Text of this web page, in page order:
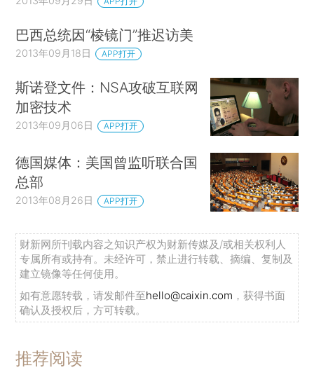
巴西总统因“棱镜门”推迟访美
2013年09月18日 APP打开
斯诺登文件：NSA攻破互联网
加密技术
2013年09月06日 APP打开
德国媒体：美国曾监听联合国
总部
2013年08月26日 APP打开
财新网所刊载内容之知识产权为财新传媒及/或相关权利人
专属所有或持有。未经许可，禁止进行转载、摘编、复制及
建立镜像等任何使用。
如有意愿转载，请发邮件至hello@caixin.com ，获得书面
确认及授权后，方可转载。
推荐阅读